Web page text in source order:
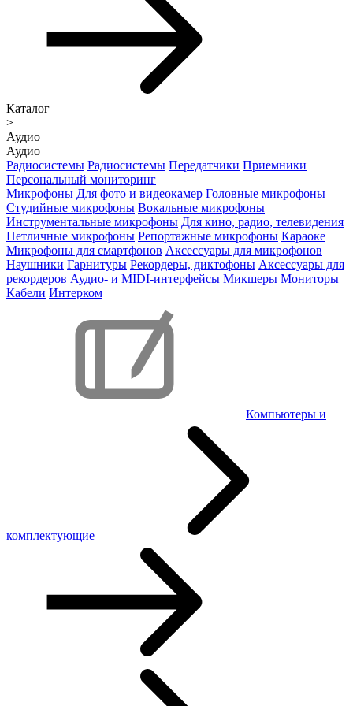
Каталог
>
Аудио
Аудио
Радиосистемы Радиосистемы Передатчики Приемники
Персональный мониторинг
Микрофоны Для фото и видеокамер Головные микрофоны
Студийные микрофоны Вокальные микрофоны
Инструментальные микрофоны Для кино, радио, телевидения
Петличные микрофоны Репортажные микрофоны Караоке
Микрофоны для смартфонов Аксессуары для микрофонов
Наушники Гарнитуры Рекордеры, диктофоны Аксессуары для
рекордеров Аудио- и MIDI-интерфейсы Микшеры Мониторы
Кабели Интерком
Компьютеры и
комплектующие